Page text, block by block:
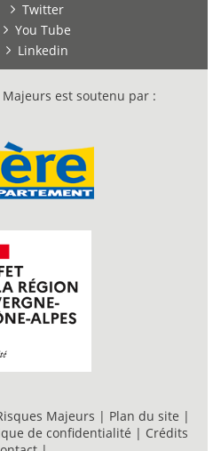
Twitter
You Tube
Linkedin
est soutenu par :
Majeurs | Plan du site |
de confidentialité | Crédits